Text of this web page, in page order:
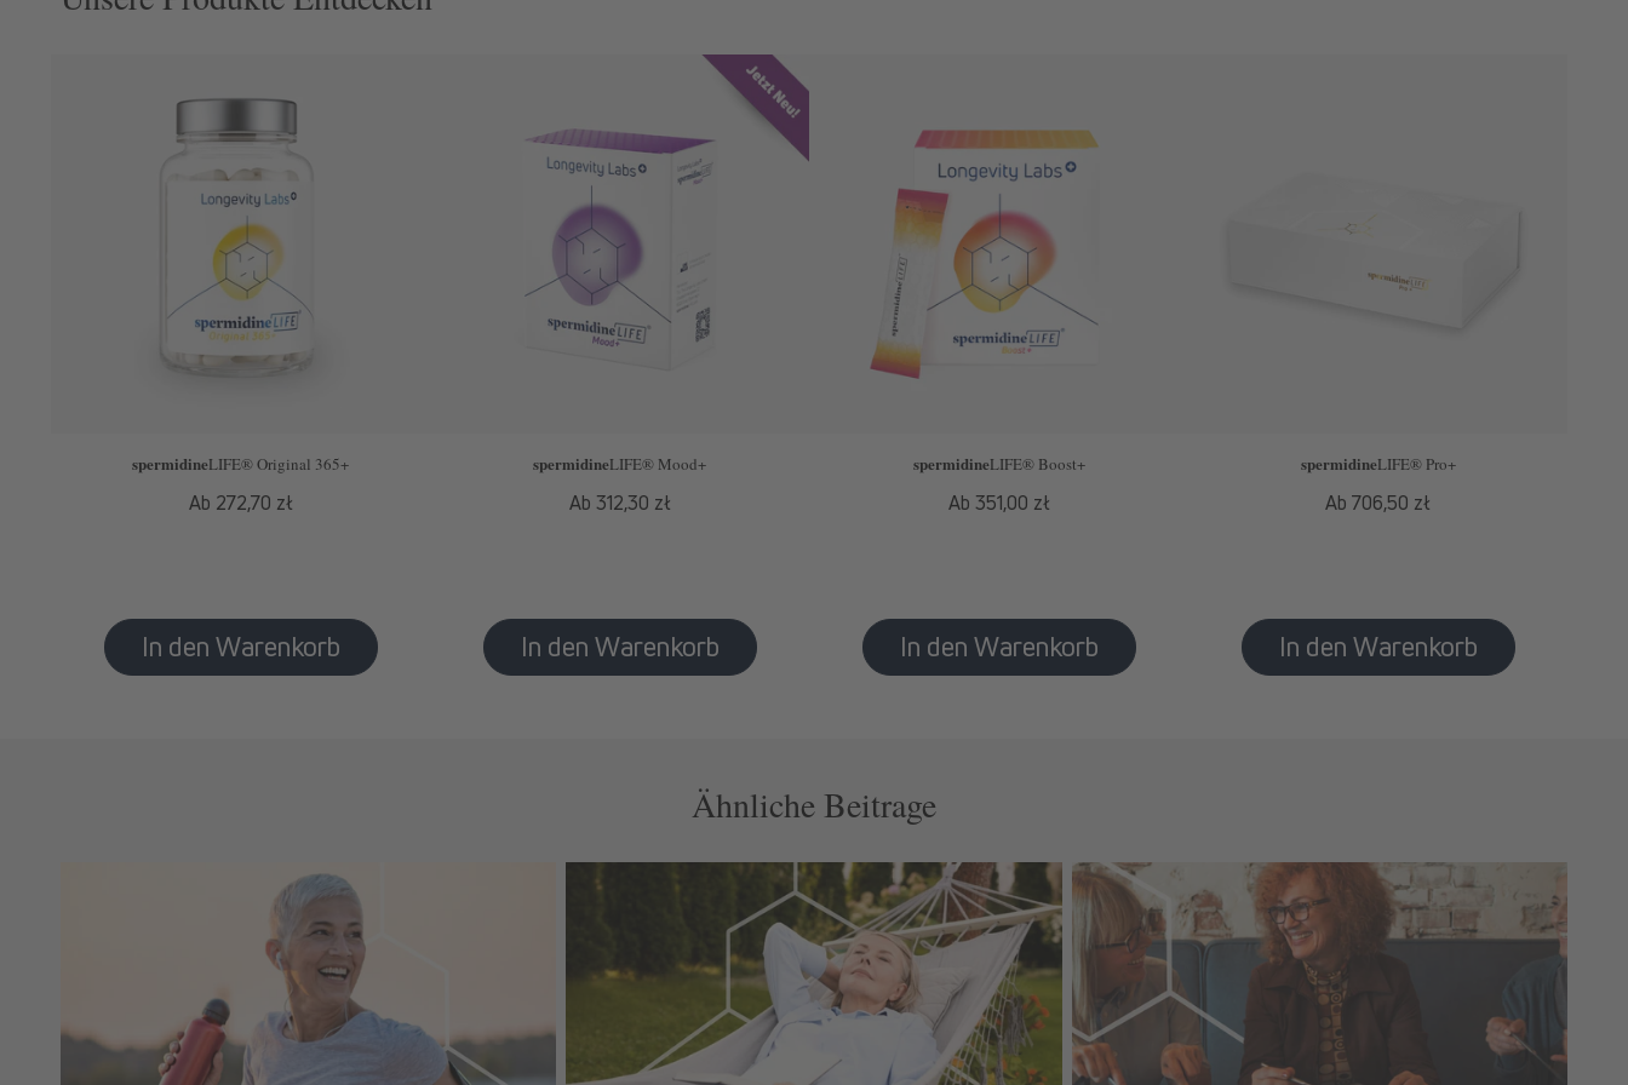
spermidineLIFE® Original 365+
Normaler
Ab 272,70 zł
spermidineLIFE® Mood+
Normaler
Ab 312,30 zł
spermidineLIFE® Boost+
Normaler
Ab 351,00 zł
spermidineLIFE® Pro+
Normaler
Ab 706,50 zł
Ähnliche Beitrage